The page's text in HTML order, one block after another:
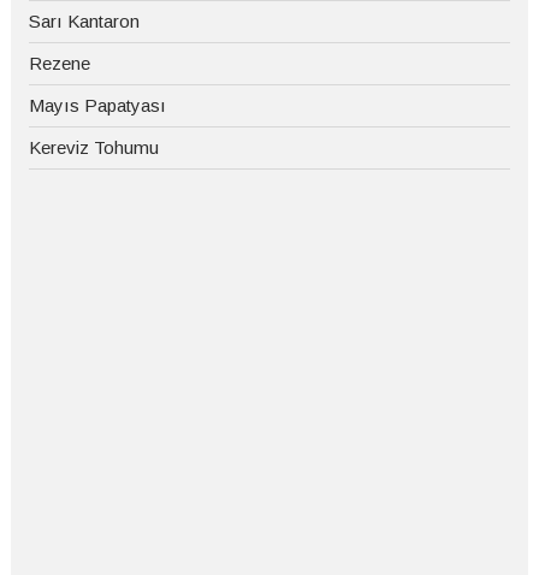
Sarı Kantaron
Rezene
Mayıs Papatyası
Kereviz Tohumu